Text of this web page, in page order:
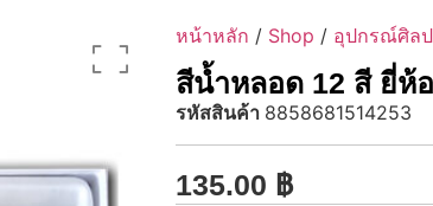
หน้าหลัก / Shop / อุปกรณ์ศิล
สีน้ำหลอด 12 สี ยี่ห้
รหัสสินค้า 8858681514253
135.00 ฿